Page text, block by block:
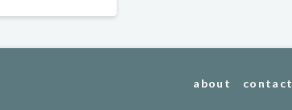
about contact